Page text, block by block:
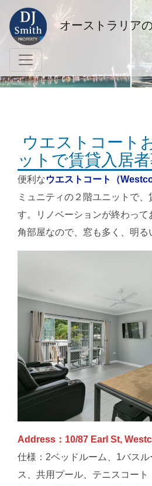
オーストラリア
ウエストコート
ットで賃貸入居
便利なウエストコート（
ミュニティの２階ユニットで
す。リノベーションが終わって
角部屋なので、窓も多く、明る
Address：10/87 Earl St,
仕様：2ベッドルーム、1バス
ス、共用プール、テニスコート